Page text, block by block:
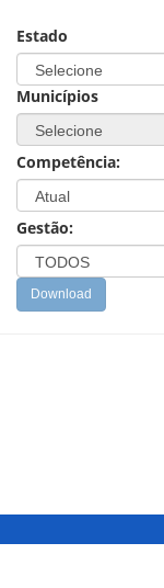
Estado
Municípios
Competência:
Gestão:
Download